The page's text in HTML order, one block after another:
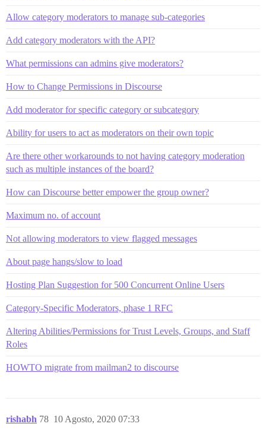
Allow category moderators to manage sub-categories
Add category moderators with the API?
What permissions can admins give moderators?
How to Change Permissions in Discourse
Add moderator for specific category or subcategory
Ability for users to act as moderators on their own topic
Are there other workarounds to not having category moderation
such as multiple instances of the board?
How can Discourse better empower the group owner?
Maximum no. of account
Not allowing moderators to view flagged messages
About page hangs/slow to load
Hosting Plan Suggestion for 500 Concurrent Online Users
Category-Specific Moderators, phase 1 RFC
Altering Abilities/Permissions for Trust Levels, Groups, and Staff
Roles
HOWTO migrate from mailman2 to discourse
rishabh 10 Agosto, 2020 07:33
78